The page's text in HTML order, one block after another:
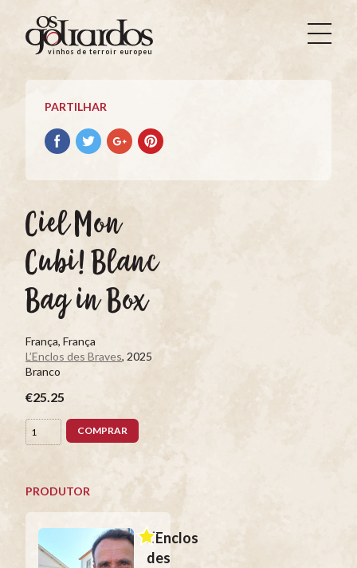
Os
Goliardos
Vinhos
Terroir
Europeus
vinhos de terroir europeus
PARTILHAR
Partilhar
no
Partilhar
no
Partilhar
no
Partilhar
no
Ciel Mon
Cubi! Blanc
Bag in Box
França, França
L’Enclos des Braves, 2025
Branco
€25.25
COMPRAR
PRODUTOR
L’Enclos
des